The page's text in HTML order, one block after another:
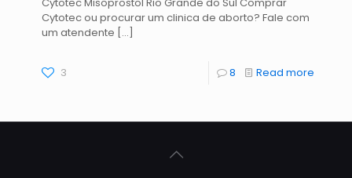
Cytotec ou procurar um clinica de aborto? Fale com
um atendente […]
3 8 Read more